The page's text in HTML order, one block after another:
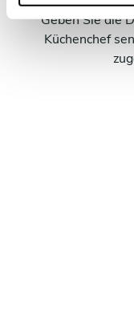
Geben Sie die
Küchenchef